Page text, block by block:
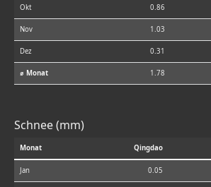
Okt 0.86
Nov 1.03
Dez 0.31
⌀ Monat 1.78
Schnee (mm)
Monat Qingdao
Jan 0.05